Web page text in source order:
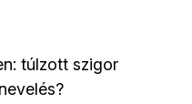
túlzott szigor